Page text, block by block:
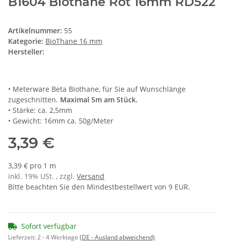
Artikelnummer: 55
Kategorie: BioThane 16 mm
Hersteller:
• Meterware Beta Biothane, für Sie auf Wunschlänge
zugeschnitten. Maximal 5m am Stück.
• Stärke: ca. 2,5mm
• Gewicht: 16mm ca. 50g/Meter
3,39 €
3,39 € pro 1 m
inkl. 19% USt. , zzgl. Versand
Bitte beachten Sie den Mindestbestellwert von 9 EUR.
Sofort verfügbar
Lieferzeit:2 - 4 Werktage (DE - Ausland abweichend)